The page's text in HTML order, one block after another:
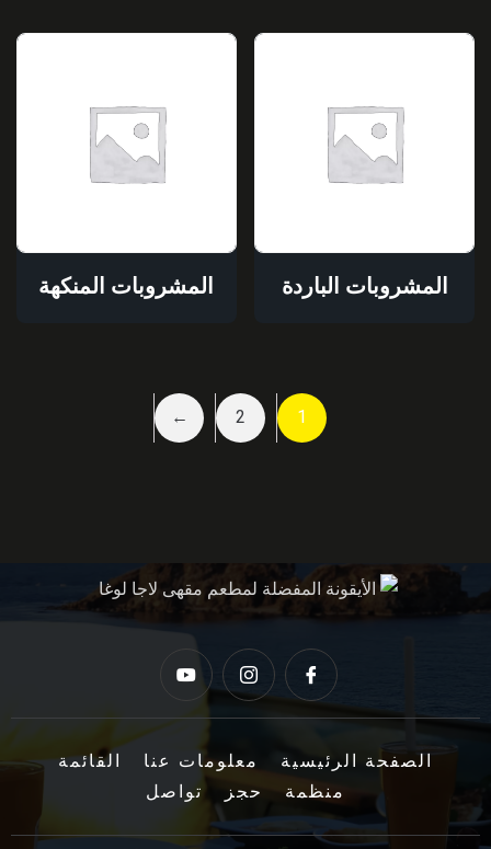
المشروبات الباردة المشروبات المنكهة
1
2
←
الصفحة الرئيسية معلومات عنا
القائمة
منظمة
حجز تواصل